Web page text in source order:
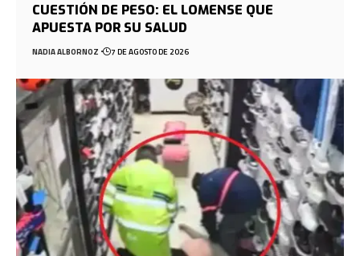
CUESTIÓN DE PESO: EL LOMENSE QUE
APUESTA POR SU SALUD
NADIA ALBORNOZ 7 DE AGOSTO DE 2026